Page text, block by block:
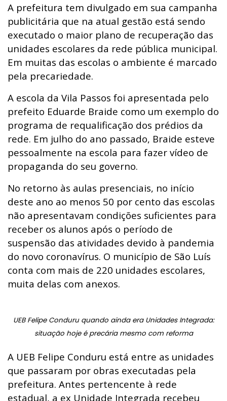
A prefeitura tem divulgado em sua campanha
publicitária que na atual gestão está sendo
executado o maior plano de recuperação das
unidades escolares da rede pública municipal.
Em muitas das escolas o ambiente é marcado
pela precariedade.
A escola da Vila Passos foi apresentada pelo
prefeito Eduarde Braide como um exemplo do
programa de requalificação dos prédios da
rede. Em julho do ano passado, Braide esteve
pessoalmente na escola para fazer vídeo de
propaganda do seu governo.
No retorno às aulas presenciais, no início
deste ano ao menos 50 por cento das escolas
não apresentavam condições suficientes para
receber os alunos após o período de
suspensão das atividades devido à pandemia
do novo coronavírus. O município de São Luís
conta com mais de 220 unidades escolares,
muita delas com anexos.
UEB Felipe Conduru quando ainda era Unidades Integrada:
situação hoje é precária mesmo com reforma
A UEB Felipe Conduru está entre as unidades
que passaram por obras executadas pela
prefeitura. Antes pertencente à rede
estadual, a ex Unidade Integrada recebeu